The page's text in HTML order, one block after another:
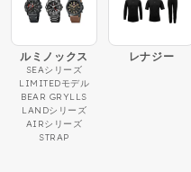
ルミノックス
SEAシリーズ
LIMITEDモデル
BEAR GRYLLS
LANDシリーズ
AIRシリーズ
STRAP
レナジー